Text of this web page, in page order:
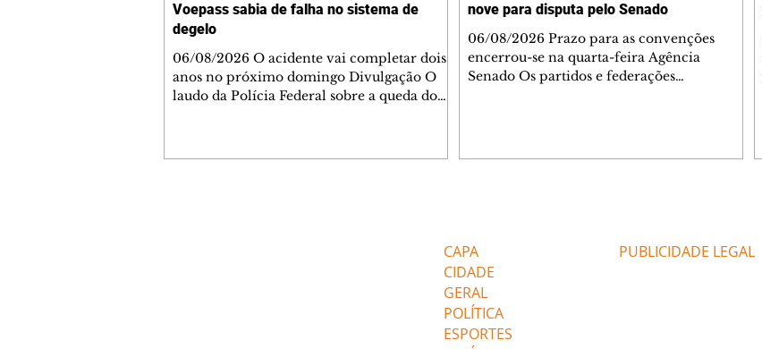
Voepass sabia de falha no sistema de
degelo
06/08/2026 O acidente vai completar dois
anos no próximo domingo Divulgação O
laudo da Polícia Federal sobre a queda do
nove para disputa pelo Senado
06/08/2026 Prazo para as convenções
encerrou-se na quarta-feira Agência
Senado Os partidos e federações
candidatos são Sergio Moro (PL), Requião
Filho (PDT), Sandro Al
CAPA
CIDADE
GERAL
POLÍTICA
ESPORTES
PUBLICIDADE LEGAL